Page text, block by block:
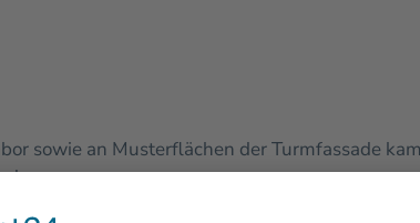
sowie an Musterflächen der Turmfassade